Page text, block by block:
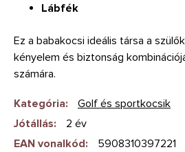
Lábfék
Ez a babakocsi ideális társa a
kényelem és biztonság
számára.
Kategória:
Golf és sportkocsik
Jótállás:
2 év
EAN vonalkód:
5908310397221